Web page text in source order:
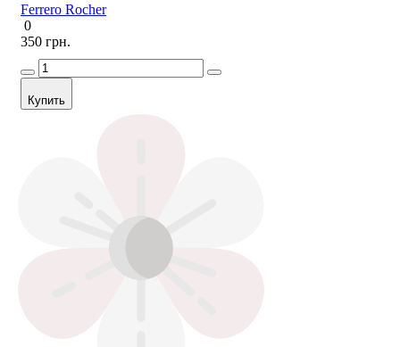
Ferrero Rocher
0
350 грн.
Купить